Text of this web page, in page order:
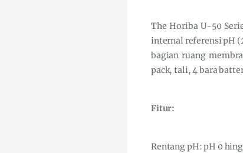
The Horiba U-50
internal referensi pH
bagian ruang
pack, tali, 4 bara
Fitur:
Rentang pH: pH 0